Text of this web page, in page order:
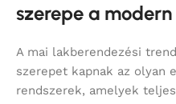
szerepe a
A mai lakberendezési
szerepet kapnak az olyan
rendszerek, amelyek